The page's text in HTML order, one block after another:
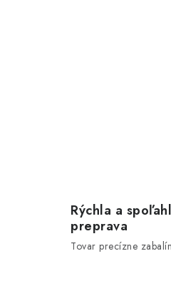
Rýchla a
preprava
Tovar precízne